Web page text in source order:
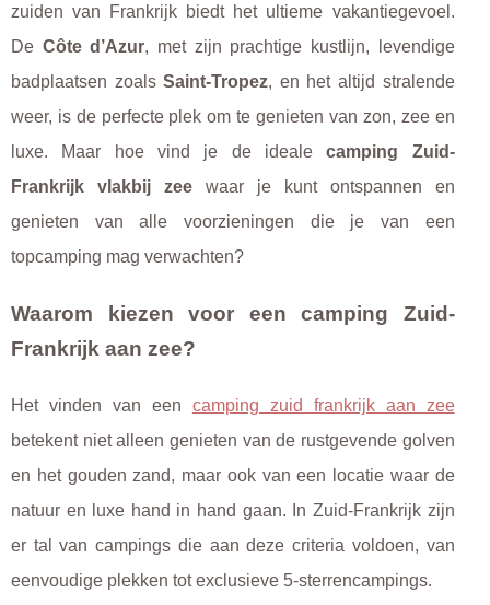
zuiden van Frankrijk biedt het ultieme vakantiegevoel.
De Côte d’Azur, met zijn prachtige kustlijn, levendige
badplaatsen zoalsSaint-Tropez, en het altijd stralende
weer, is de perfecte plek om te genieten van zon, zee en
luxe. Maar hoe vind je de idealecamping Zuid-
Frankrijk vlakbij zeewaar je kunt ontspannen en
genieten van alle voorzieningen die je van een
topcamping mag verwachten?
Waarom kiezen voor een camping Zuid-
Frankrijk aan zee?
Het vinden van een camping zuid frankrijk aan zee
betekent niet alleen genieten van de rustgevende golven
en het gouden zand, maar ook van een locatie waar de
natuur en luxe hand in hand gaan. In Zuid-Frankrijk zijn
er tal van campings die aan deze criteria voldoen, van
eenvoudige plekken tot exclusieve 5-sterrencampings.